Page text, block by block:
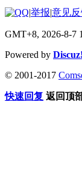
|举报|意见
GMT+8, 2026-8-7
Powered by Discuz!
© 2001-2017
快速回复 返回顶